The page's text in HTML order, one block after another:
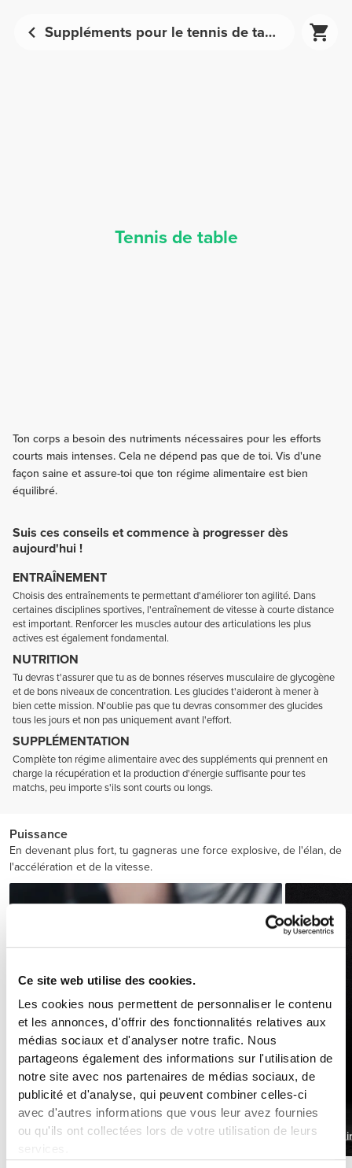
Ce site web utilise des cookies.
Les cookies nous permettent de personnaliser le contenu
et les annonces, d'offrir des fonctionnalités relatives aux
médias sociaux et d'analyser notre trafic. Nous
partageons également des informations sur l'utilisation de
notre site avec nos partenaires de médias sociaux, de
publicité et d'analyse, qui peuvent combiner celles-ci
avec d'autres informations que vous leur avez fournies
ou qu'ils ont collectées lors de votre utilisation de leurs
services.
Suppléments pour le tennis de table - Nutrition sportive | Prozis
Tennis de table
Ton corps a besoin des nutriments nécessaires pour les efforts
courts mais intenses. Cela ne dépend pas que de toi. Vis d'une
façon saine et assure-toi que ton régime alimentaire est bien
équilibré.
Suis ces conseils et commence à progresser dès
aujourd'hui !
ENTRAÎNEMENT
Choisis des entraînements te permettant d'améliorer ton agilité. Dans
certaines disciplines sportives, l'entraînement de vitesse à courte distance
est important. Renforcer les muscles autour des articulations les plus
actives est également fondamental.
NUTRITION
Tu devras t'assurer que tu as de bonnes réserves musculaire de glycogène
et de bons niveaux de concentration. Les glucides t'aideront à mener à
bien cette mission. N'oublie pas que tu devras consommer des glucides
tous les jours et non pas uniquement avant l'effort.
SUPPLÉMENTATION
Complète ton régime alimentaire avec des suppléments qui prennent en
charge la récupération et la production d'énergie suffisante pour tes
matchs, peu importe s'ils sont courts ou longs.
Puissance
En devenant plus fort, tu gagneras une force explosive, de l'élan, de
l'accélération et de la vitesse.
PRO•CGT 400 g €12.99 Bêta-